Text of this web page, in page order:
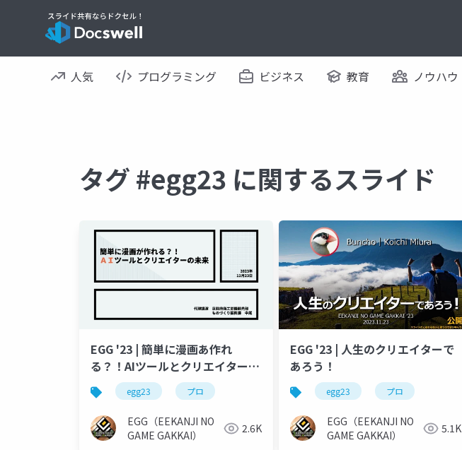
人気 プログラミング ビジネス 教育 ノウハウ
タグ #egg23 に関するスライド
EGG '23 | 簡単に漫画あ作れ
る？！AIツールとクリエイターの
未来
egg23 プロ
EGG（EEKANJI NO
GAME GAKKAI）
2.6K
EGG '23 | 人生のクリエイターで
あろう！
egg23 プロ
EGG（EEKANJI NO
GAME GAKKAI）
5.1K